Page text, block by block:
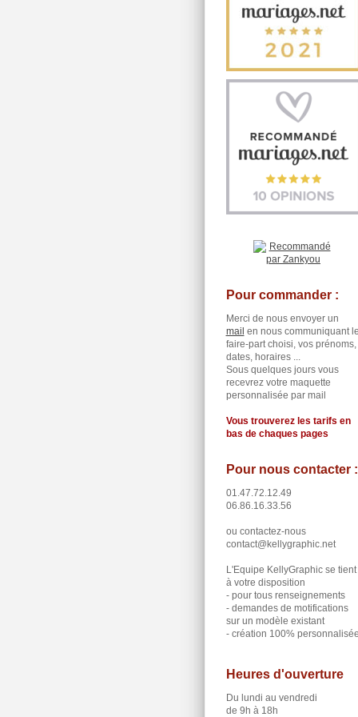
Pour commander :
Merci de nous envoyer un
mail en nous communiquant
faire-part choisi, vos prénoms,
dates, horaires ...
Sous quelques jours vous
recevrez votre maquette
personnalisée par mail
Vous trouverez les tarifs en
bas de chaques pages
Pour nous contacter :
01.47.72.12.49
06.86.16.33.56
ou contactez-nous
contact@kellygraphic.net
L'Equipe KellyGraphic se tient
à votre disposition
- pour tous renseignements
- demandes de motifications
sur un modèle existant
- création 100%
Heures d'ouverture
Du lundi au vendredi
de 9h à 18h